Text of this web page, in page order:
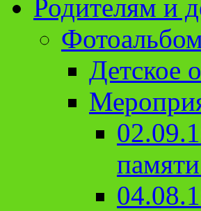
Родителям и
Детское